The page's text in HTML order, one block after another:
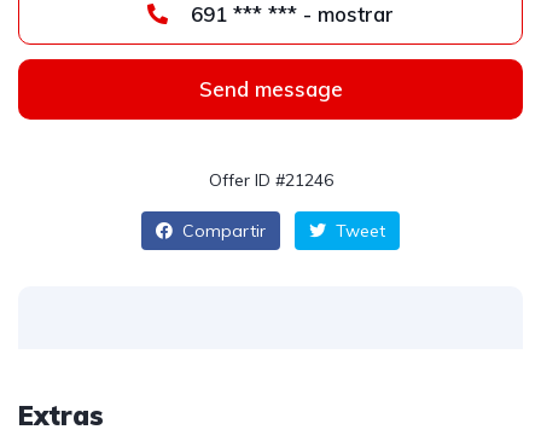
691 *** *** - mostrar
Send message
Offer ID #21246
Compartir Tweet
Extras